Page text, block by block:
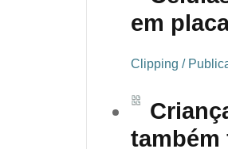
em
Clipping /
também